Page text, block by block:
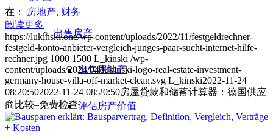
出售房产
出售房地产
评估房产价值
在： 房地产, 财务
阅读更多
https://lukinski.one/wp-content/uploads/2022/11/festgeldrechner-
festgeld-konto-anbieter-vergleich-junges-paar-sucht-internet-hilfe-
rechner.jpg 1000 1500 L_kinski /wp-
content/uploads/2024/04/lukinski-logo-real-estate-investment-
germany-house-villa-off-market-clean.svg L_kinski2022-11-24
08:20:502022-11-24 08:20:50房屋贷款和储蓄计算器：德国供应
商比较–免费检查